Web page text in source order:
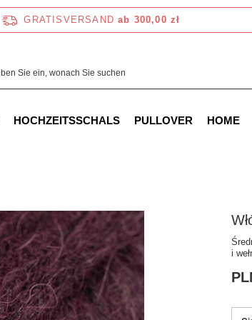
GRATISVERSAND ab 300,00 zł
HOCHZEITSSCHALS PULLOVER
HOME
i